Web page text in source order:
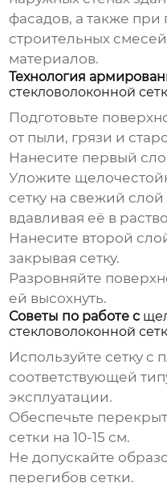
фасадов, а также при
строительных
материалов.
Технология
стекловолоконной
Подготовьте
от пыли, грязи и
Нанесите первый
Уложите
сетку на свежий слой
вдавливая её в
Нанесите второй
закрывая сетку.
Разровняйте
ей высохнуть.
Советы по работе с
стекловолоконной
Используйте сетку с
соответствующей
эксплуатации.
Обеспечьте
сетки на 10-15 см.
Не допускайте
перегибов сетки.